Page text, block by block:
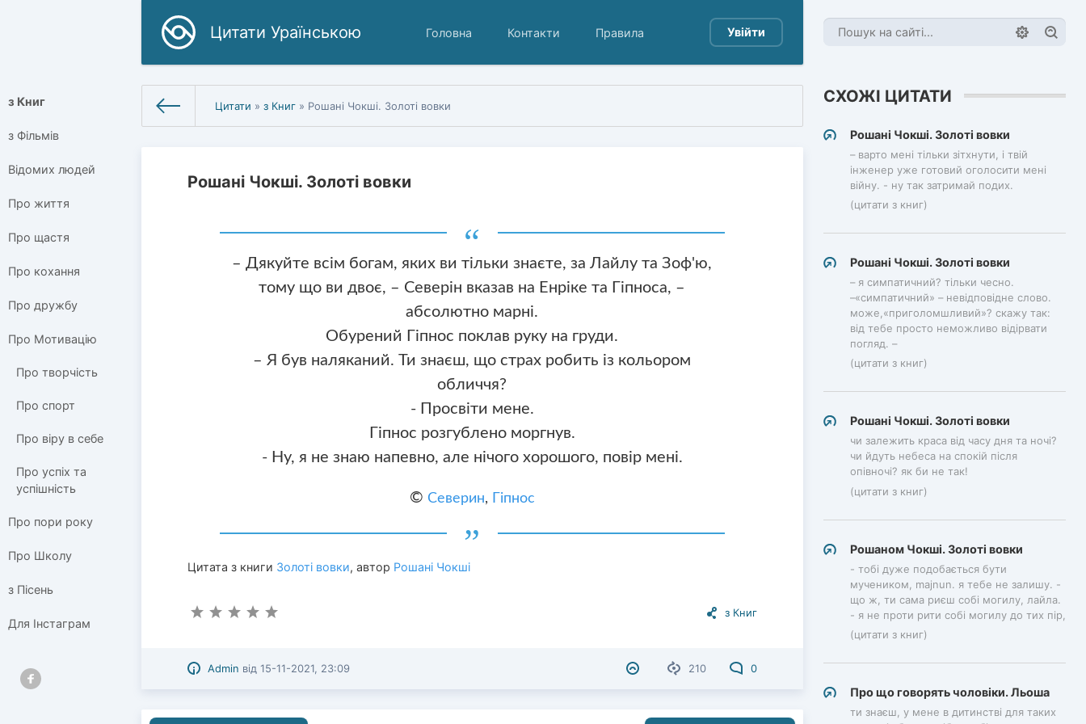
Цитати Ураїнською Головна Контакти Правила Увійти
з Книг
з Фільмів
Відомих людей
Про життя
Про щастя
Про кохання
Про дружбу
Про Мотивацію
Про творчість
Про спорт
Про віру в себе
Про успіх та
успішність
Про пори року
Про Школу
з Пісень
Для Інстаграм
Цитати »з Книг » Рошані Чокші. Золоті вовки
Рошані Чокші. Золоті вовки
– Дякуйте всім богам, яких ви тільки знаєте, за Лайлу та Зоф'ю,
тому що ви двоє, – Северін вказав на Енріке та Гіпноса, –
абсолютно марні.
Обурений Гіпнос поклав руку на груди.
– Я був наляканий. Ти знаєш, що страх робить із кольором
обличчя?
- Просвіти мене.
Гіпнос розгублено моргнув.
- Ну, я не знаю напевно, але нічого хорошого, повір мені.
© Северин, Гіпнос
Цитата з книги Золоті вовки, автор Рошані Чокші
з Книг
210 0
Admin від15-11-2021, 23:09
СХОЖІ ЦИТАТИ
Рошані Чокші. Золоті вовки
– варто мені тільки зітхнути, і твій
інженер уже готовий оголосити мені
війну. - ну так затримай подих.
(цитати з книг)
Рошані Чокші. Золоті вовки
– я симпатичний? тільки чесно.
–«симпатичний» – невідповідне слово.
може,«приголомшливий»? скажу так:
від тебе просто неможливо відірвати
погляд. –
(цитати з книг)
Рошані Чокші. Золоті вовки
чи залежить краса від часу дня та ночі?
чи йдуть небеса на спокій після
опівночі? як би не так!
(цитати з книг)
Рошаном Чокші. Золоті вовки
- тобі дуже подобається бути
мучеником, majnun. я тебе не залишу. -
що ж, ти сама риєш собі могилу, лайла.
- я не проти рити собі могилу до тих пір,
(цитати з книг)
Про що говорять чоловіки. Льоша
ти знаєш, у мене в дитинстві для таких